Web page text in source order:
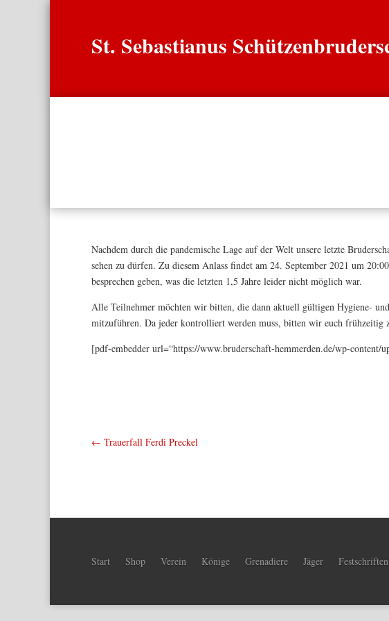
St. Sebastianus
Nachdem durch die pandemische Lage auf der Welt unsere letzte
sehen zu dürfen. Zu diesem Anlass findet am 24. September 2021 um
besprechen geben, was die letzten 1,5 Jahre leider nicht möglich war.
Alle Teilnehmer möchten wir bitten, die dann aktuell gültigen Hygiene-
mitzuführen. Da jeder kontrolliert werden muss, bitten wir euch frühzeitig
[pdf-embedder url=“https://www.bruderschaft-hemmerden.de/wp-content/
← Trauerfall Ferdi Preckel
Start Shop Verein Könige Grenadiere Jäger Festschriften